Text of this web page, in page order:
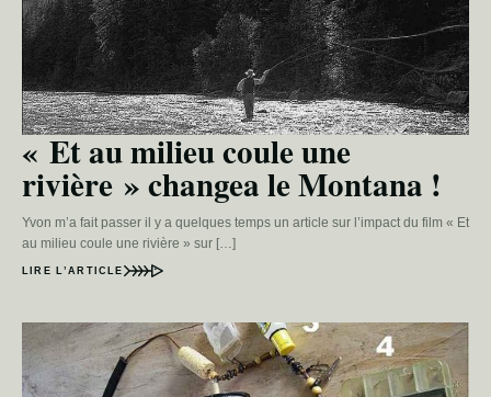
« Et au milieu coule une
rivière » changea le Montana !
Yvon m’a fait passer il y a quelques temps un article sur l’impact du film « Et
au milieu coule une rivière » sur […]
LIRE L’ARTICLE